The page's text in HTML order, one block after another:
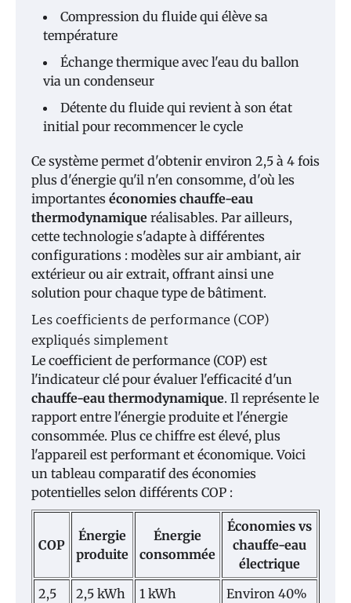
Compression du fluide qui élève sa
température
Échange thermique avec l'eau du ballon
via un condenseur
Détente du fluide qui revient à son état
initial pour recommencer le cycle
Ce système permet d'obtenir environ 2,5 à 4 fois
plus d'énergie qu'il n'en consomme, d'où les
importantes économies chauffe-eau
thermodynamique réalisables. Par ailleurs,
cette technologie s'adapte à différentes
configurations : modèles sur air ambiant, air
extérieur ou air extrait, offrant ainsi une
solution pour chaque type de bâtiment.
Les coefficients de performance (COP)
expliqués simplement
Le coefficient de performance (COP) est
l'indicateur clé pour évaluer l'efficacité d'un
chauffe-eau thermodynamique. Il représente le
rapport entre l'énergie produite et l'énergie
consommée. Plus ce chiffre est élevé, plus
l'appareil est performant et économique. Voici
un tableau comparatif des économies
potentielles selon différents COP :
COP
Énergie
produite
Énergie
consommée
Économies vs
chauffe-eau
électrique
2,5
2,5 kWh 1 kWh
Environ 40%